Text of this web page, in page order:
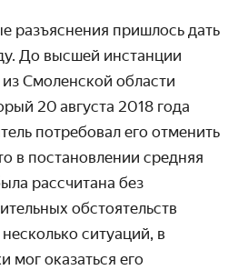
разъяснения пришлось дать
До высшей инстанции
Смоленской области
20 августа 2018 года
потребовал его отменить
в постановлении средняя
рассчитана без
обстоятельств
ситуаций, в
мог оказаться его